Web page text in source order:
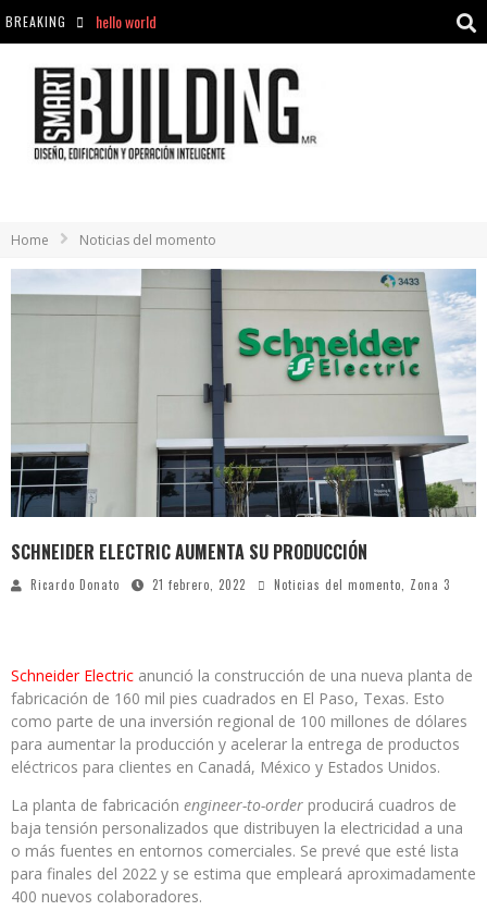
BREAKING
hello world
hello world
Home Noticias del momento
SCHNEIDER ELECTRIC AUMENTA SU PRODUCCIÓN
Ricardo Donato 21 febrero, 2022 Noticias del momento, Zona 3
Schneider Electric anunció la construcción de una nueva planta de
fabricación de 160 mil pies cuadrados en El Paso, Texas. Esto
como parte de una inversión regional de 100 millones de dólares
para aumentar la producción y acelerar la entrega de productos
eléctricos para clientes en Canadá, México y Estados Unidos.
La planta de fabricación engineer-to-order producirá cuadros de
baja tensión personalizados que distribuyen la electricidad a una
o más fuentes en entornos comerciales. Se prevé que esté lista
para finales del 2022 y se estima que empleará aproximadamente
400 nuevos colaboradores.